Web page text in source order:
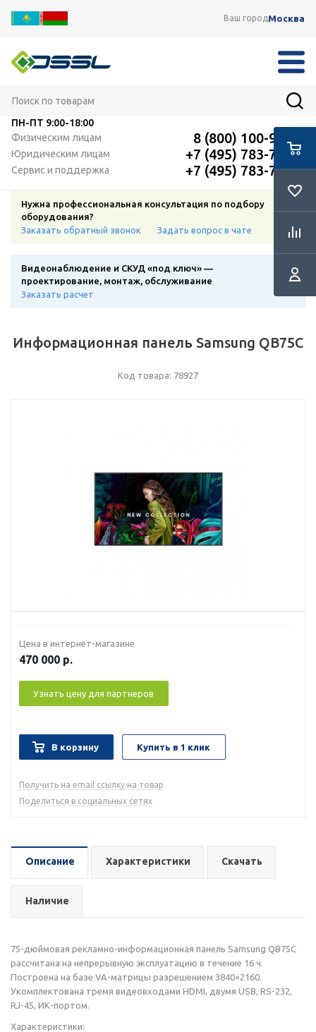
Ваш городМосква
ПН-ПТ 9:00-18:00
Физическим лицам
8 (800) 100-91-12
Юридическим лицам +7 (495) 783-72-87
Сервис и поддержка +7 (495) 783-72-87
Нужна профессиональная консультация по подбору
оборудования?
Заказать обратный звонок
Задать вопрос в чате
Видеонаблюдение и СКУД «под ключ» —
проектирование, монтаж, обслуживание
Заказать расчет
Информационная панель Samsung QB75C
Код товара: 78927
Цена в интернет-магазине
470 000 р.
Узнать цену для партнеров
В корзину Купить в 1 клик
Получить на email ссылку на товар
Поделиться в социальных сетях
Описание Характеристики Скачать
Наличие
75-дюймовая рекламно-информационная панель Samsung QB75C
рассчитана на непрерывную эксплуатацию в течение 16 ч.
Построена на базе VA-матрицы разрешением 3840×2160.
Укомплектована тремя видеовходами HDMI, двумя USB, RS-232,
RJ-45, ИК-портом.
Характеристики: